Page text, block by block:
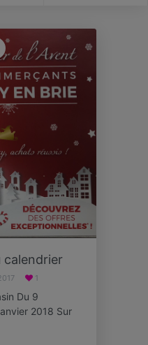
calendrier
1
Du 9
2018 Sur